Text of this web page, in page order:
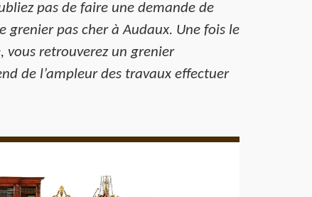
pas de faire une demande de
pas cher à Audaux. Une fois le
vous retrouverez un grenier
de l’ampleur des travaux effectuer